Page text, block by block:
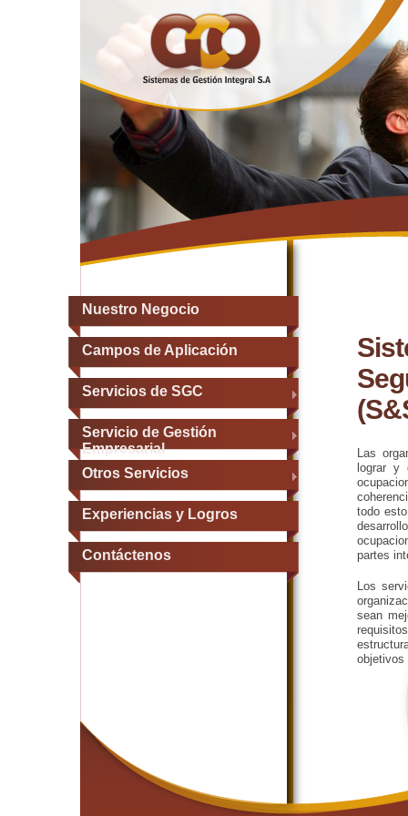
Nuestro Negocio
Campos de Aplicación
Servicios de SGC
Servicio de Gestión
Empresarial
Otros Servicios
Experiencias y Logros
Contáctenos
Las
lograr y
todo
partes
Los
sean
objetivos